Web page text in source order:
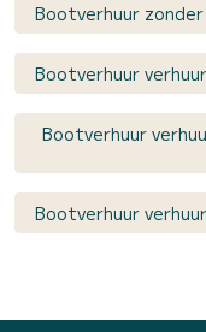
Bootverhuur zonder
Bootverhuur
Bootverhuur
Bootverhuur